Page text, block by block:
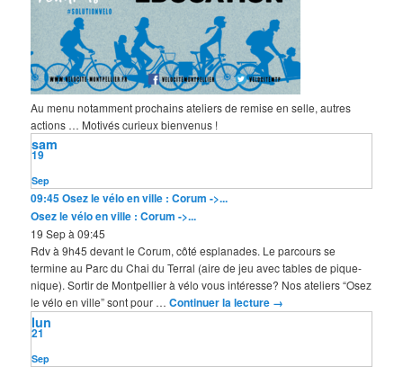
Au menu notamment prochains ateliers de remise en selle, autres
actions … Motivés curieux bienvenus !
Sep
19
sam
09:45Osez le vélo en ville : Corum ->...
Osez le vélo en ville : Corum ->...
19 Sep à 09:45
Rdv à 9h45 devant le Corum, côté esplanades. Le parcours se
termine au Parc du Chai du Terral (aire de jeu avec tables de pique-
nique). Sortir de Montpellier à vélo vous intéresse? Nos ateliers “Osez
le vélo en ville” sont pour …Continuer la lecture →
Sep
21
lun